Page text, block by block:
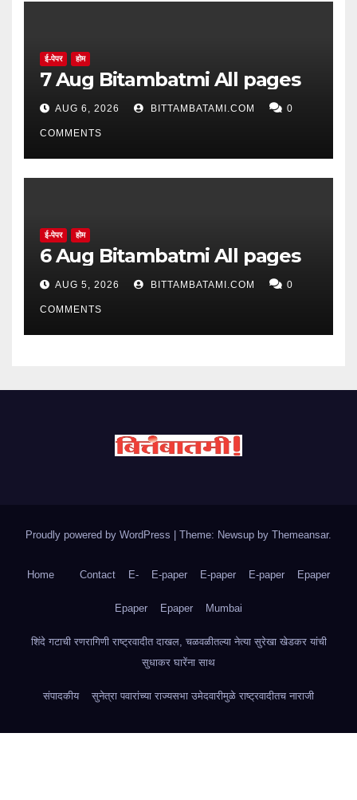
ई-पेपर होम
7 Aug Bitambatmi All pages
AUG 6, 2026 BITTAMBATAMI.COM 0
COMMENTS
ई-पेपर होम
6 Aug Bitambatmi All pages
AUG 5, 2026 BITTAMBATAMI.COM 0
COMMENTS
Proudly powered by WordPress | Theme: Newsup by Themeansar.
Home Contact E- E-paper E-paper E-paper Epaper
Epaper Epaper Mumbai
शिंदे गटाची रणरागिणी राष्ट्रवादीत दाखल, चळवळीतल्या नेत्या सुरेखा खेडकर यांची
सुधाकर घारेंना साथ
संपादकीय सुनेत्रा पवारांच्या राज्यसभा उमेदवारीमुळे राष्ट्रवादीतच नाराजी